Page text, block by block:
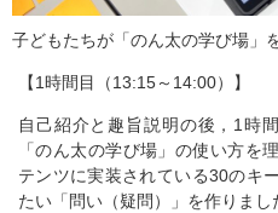
子どもたちが「のん太の学び場」
【1時間目（13:15～14:00）】
自己紹介と趣旨説明の後，1時
「のん太の学び場」の使い方を
テンツに実装されている30のキ
たい「問い（疑問）」を作りまし